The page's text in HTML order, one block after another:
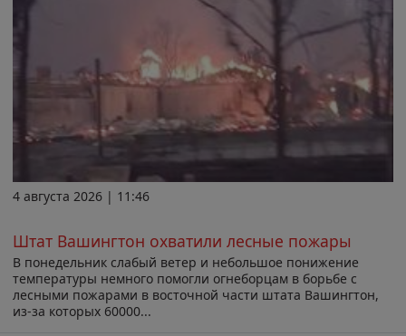
4 августа 2026 | 11:46
Штат Вашингтон охватили лесные пожары
В понедельник слабый ветер и небольшое понижение
температуры немного помогли огнеборцам в борьбе с
лесными пожарами в восточной части штата Вашингтон,
из-за которых 60000...